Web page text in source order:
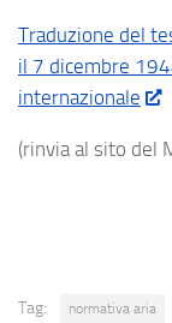
Traduzione del
il 7 dicembre
internazionale
(rinvia al sito del
Tag: normativa aria